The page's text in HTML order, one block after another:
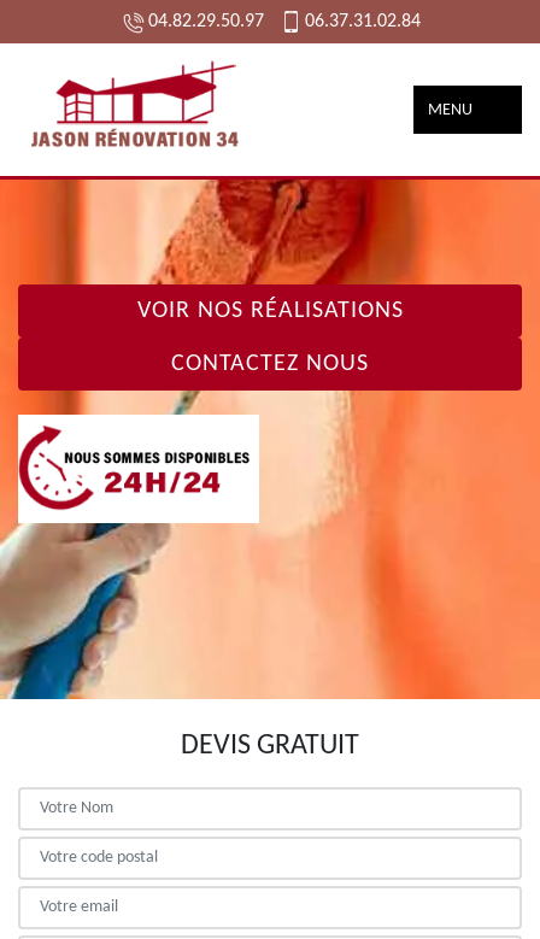
04.82.29.50.97 06.37.31.02.84
MENU
VOIR NOS RÉALISATIONS
CONTACTEZ NOUS
DEVIS GRATUIT